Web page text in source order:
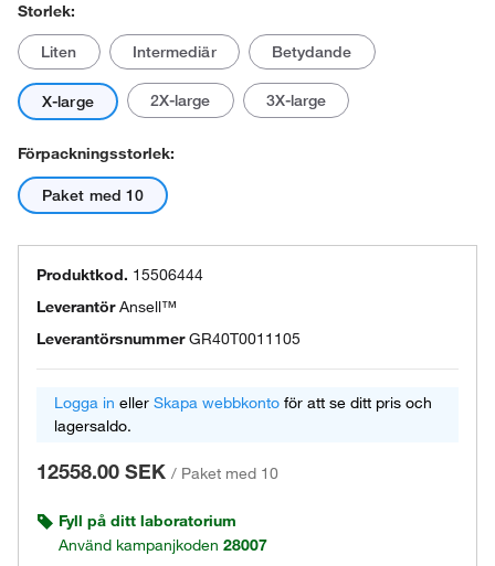
Storlek:
Liten Intermediär Betydande
X-large 2X-large 3X-large
Förpackningsstorlek:
Paket med 10
Produktkod. 15506444
LeverantörAnsell™
Leverantörsnummer GR40T0011105
Logga in eller Skapa webbkonto för att se ditt pris och
lagersaldo.
12558.00 SEK / Paket med 10
Fyll på ditt laboratorium
Använd kampanjkoden 28007